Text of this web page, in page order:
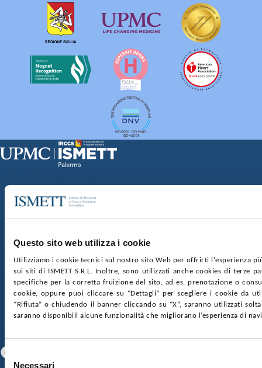
Questo sito web utilizza i cookie
Utilizziamo i cookie tecnici sul nostro sito Web per offrirti l'esperienza
sui siti di ISMETT S.R.L. Inoltre, sono utilizzati anche cookies di terze
specifiche per la corretta fruizione del sito, ad es. prenotazione o
cookie, oppure puoi cliccare su “Dettagli” per scegliere i cookie da
“Rifiuta” o chiudendo il banner cliccando su “X”, saranno utilizzati
saranno disponibili alcune funzionalità che migliorano l’esperienza di
Selezione
Necessari
Via Discesa dei Giudici 4 90133 Palermo
nr. REA PA-201818 P.I. 04544550827
SOCIETÀ TRASPARENTE WHISTLEBLOWING
GARE E CONTRATTIPRIVACYCOOKIE POLICY
SOSTIENICIMAPPA DEL SITOACCESSIBILITÀ
CONTATTI